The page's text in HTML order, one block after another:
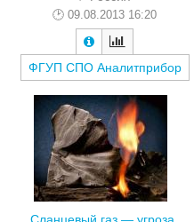
09.08.2013 16:20
ФГУП СПО Аналитприбор
Сланцевый газ — угроза